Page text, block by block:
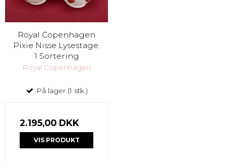
Royal Copenhagen
Pixie Nisse Lysestage.
1 Sortering
Royal Copenhagen
På lager (1 stk.)
2.195,00 DKK
VIS PRODUKT